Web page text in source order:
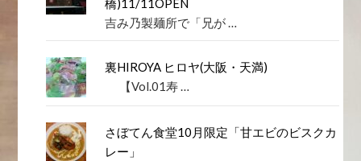
橋)11/11OPEN
吉み乃製麺所で「兄が …
裏HIROYA ヒロヤ(大阪・天満)
【Vol.01寿 …
さぼてん食堂10月限定「甘エビのビスクカ
レー」